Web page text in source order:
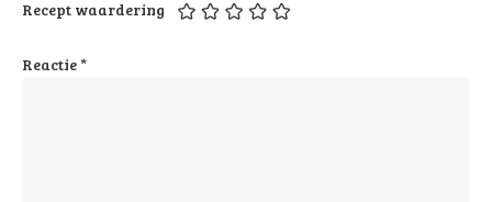
Recept waardering
Reactie*